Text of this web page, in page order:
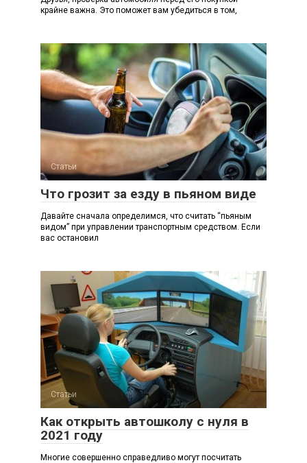
крайне важна. Это поможет вам убедиться в том,
Статьи
Что грозит за езду в пьяном виде
Давайте сначала определимся, что считать “пьяным
видом” при управлении транспортным средством. Если
вас остановил
Статьи
Как открыть автошколу с нуля в
2021 году
Многие совершенно справедливо могут посчитать